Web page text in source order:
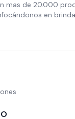
mas de 20.000
en